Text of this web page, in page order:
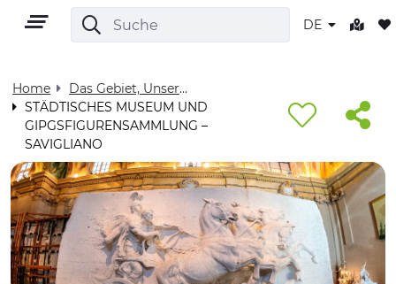
DE
DE
GEBIET
Home
Das Gebiet, Unser Zuhause - Visit Cuneese
STÄDTISCHES MUSEUM UND
GIPGSFIGURENSAMMLUNG –
SAVIGLIANO